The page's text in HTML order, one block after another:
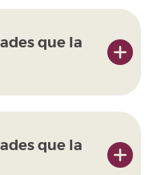
que la
que la